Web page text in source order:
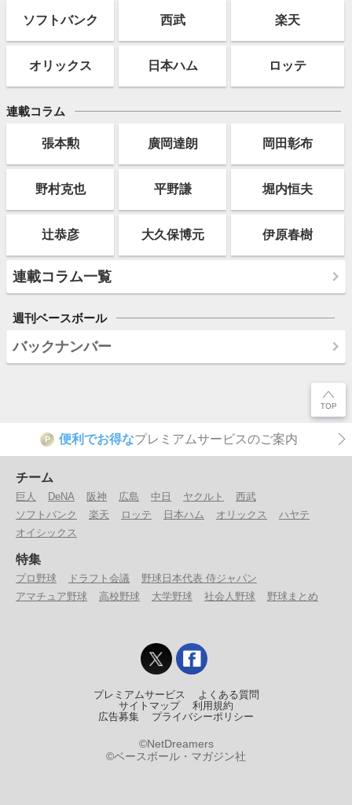
ソフトバンク 西武 楽天
オリックス 日本ハム ロッテ
連載コラム
張本勲 廣岡達朗 岡田彰布
野村克也 平野謙 堀内恒夫
辻恭彦 大久保博元 伊原春樹
連載コラム一覧
週刊ベースボール
バックナンバー
P 便利でお得なプレミアムサービスのご案内
チーム
巨人 DeNA 阪神 広島 中日 ヤクルト
西武
ソフトバンク
楽天 ロッテ 日本ハム オリックス
ハヤテ
オイシックス
特集
プロ野球 ドラフト会議
野球日本代表 侍ジャパン
アマチュア野球
高校野球 大学野球 社会人野球 野球まとめ
プレミアムサービス
よくある質問
サイトマップ
利用規約
広告募集
プライバシーポリシー
©NetDreamers
©ベースボール・マガジン社